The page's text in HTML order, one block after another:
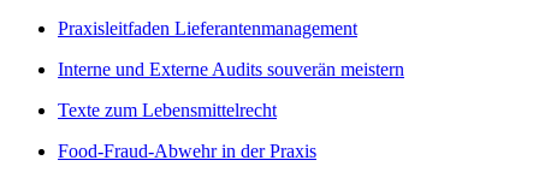
Praxisleitfaden Lieferantenmanagement
Interne und Externe Audits souverän meistern
Texte zum Lebensmittelrecht
Food-Fraud-Abwehr in der Praxis